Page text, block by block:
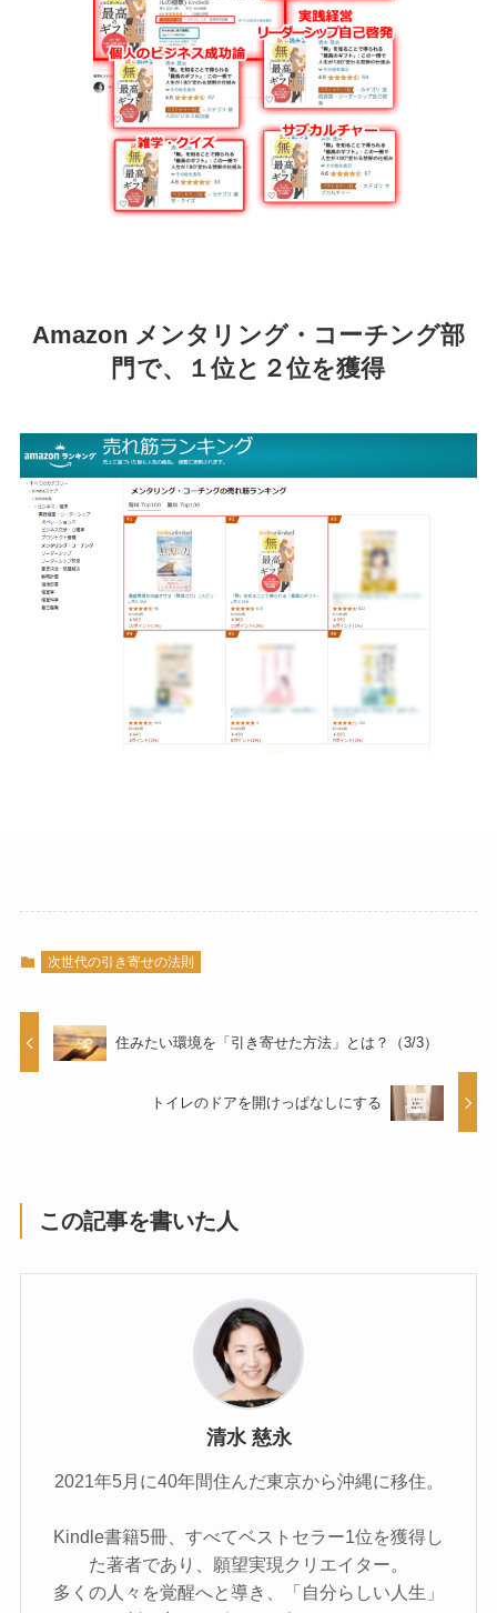
Amazon メンタリング・コーチング部
門で、１位と２位を獲得
次世代の引き寄せの法則
住みたい環境を「引き寄せた方法」とは？（3/3）
トイレのドアを開けっぱなしにする
この記事を書いた人
清水 慈永
2021年5⽉に40年間住んだ東京から沖縄に移住。
Kindle書籍5冊、すべてベストセラー1位を獲得し
た著者であり、願望実現クリエイター。
多くの人々を覚醒へと導き、「自分らしい人生」